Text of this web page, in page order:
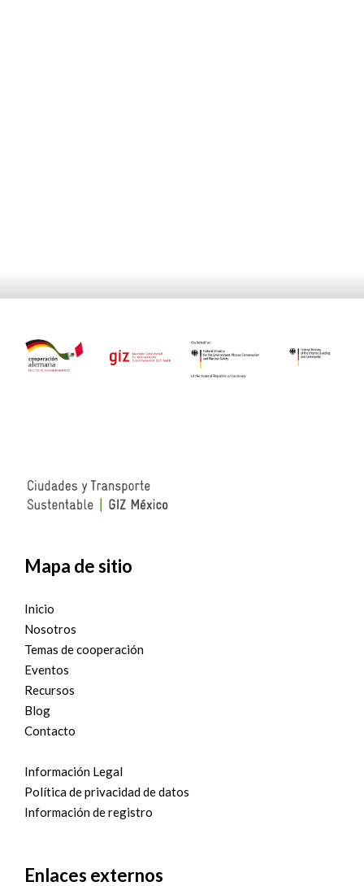
Mapa de sitio
Inicio
Nosotros
Temas de cooperación
Eventos
Recursos
Blog
Contacto
Información Legal
Política de privacidad de datos
Información de registro
Enlaces externos